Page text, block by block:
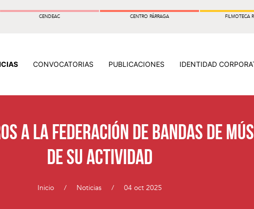
CENDEAC CENTRO PÁRRAGA FILMOTECA
CONVOCATORIAS PUBLICACIONES IDENTIDAD
a la Federación de Bandas de
de su actividad
Inicio Noticias 04 oct 2025